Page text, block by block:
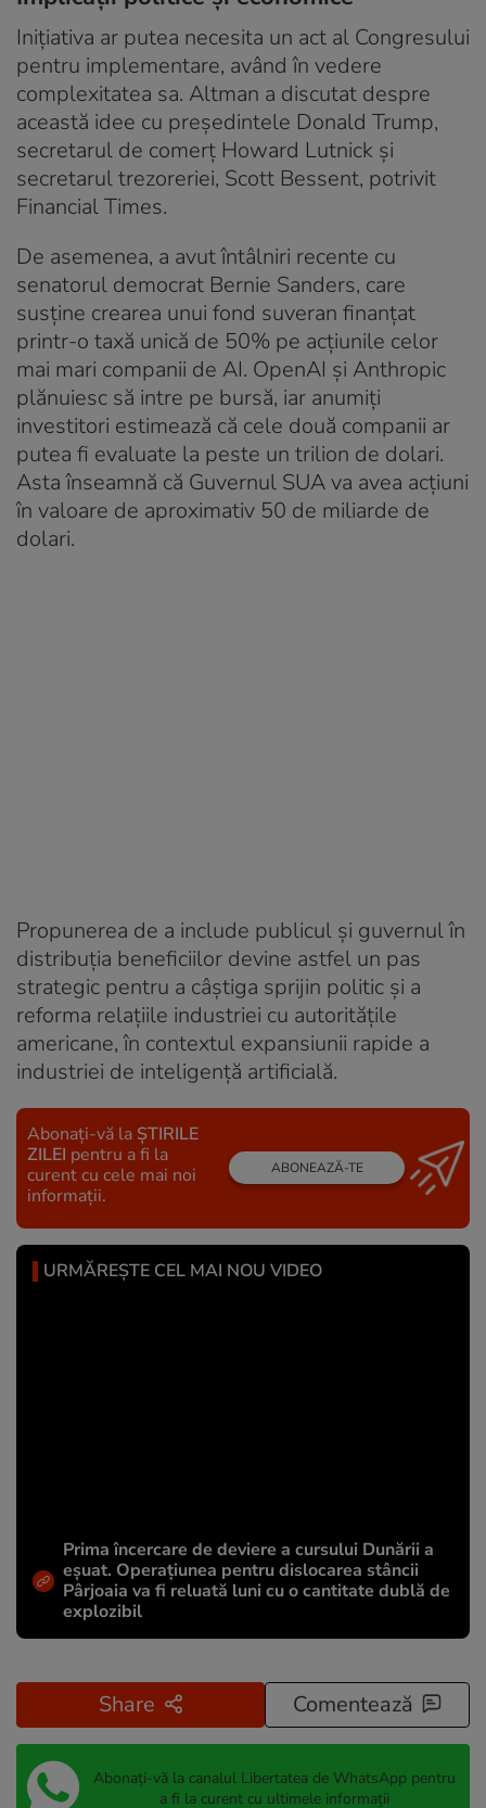
Inițiativa ar putea necesita un act al Congresului
pentru implementare, având în vedere
complexitatea sa. Altman a discutat despre
această idee cu președintele Donald Trump,
secretarul de comerț Howard Lutnick și
secretarul trezoreriei, Scott Bessent, potrivit
Financial Times.
De asemenea, a avut întâlniri recente cu
senatorul democrat Bernie Sanders, care
susține crearea unui fond suveran finanțat
printr-o taxă unică de 50% pe acțiunile celor
mai mari companii de AI. OpenAI și Anthropic
plănuiesc să intre pe bursă, iar anumiți
investitori estimează că cele două companii ar
putea fi evaluate la peste un trilion de dolari.
Asta înseamnă că Guvernul SUA va avea acțiuni
în valoare de aproximativ 50 de miliarde de
dolari.
Propunerea de a include publicul și guvernul în
distribuția beneficiilor devine astfel un pas
strategic pentru a câștiga sprijin politic și a
reforma relațiile industriei cu autoritățile
americane, în contextul expansiunii rapide a
industriei de inteligență artificială.
Abonați-vă la ȘTIRILE
ZILEI pentru a fi la
curent cu cele mai noi
informații.
ABONEAZĂ-TE
URMĂREȘTE CEL MAI NOU VIDEO
Prima încercare de deviere a cursului Dunării a
eșuat. Operațiunea pentru dislocarea stâncii
Pârjoaia va fi reluată luni cu o cantitate dublă de
explozibil
Share Comentează
Abonați-vă la canalul Libertatea de WhatsApp pentru
a fi la curent cu ultimele informații